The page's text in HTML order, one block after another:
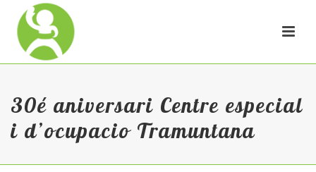
30é aniversari Centre especial
i d’ocupacio Tramuntana